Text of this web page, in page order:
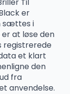
er
sættes i
at løse den
registrerede
et klart
den
fra
anvendelse.